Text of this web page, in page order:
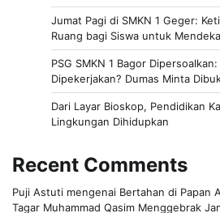
Jumat Pagi di SMKN 1 Geger:
Ruang bagi Siswa untuk
PSG SMKN 1 Bagor
Dipekerjakan? Dumas Minta
Dari Layar Bioskop, Pendidikan
Lingkungan Dihidupkan
Recent Comments
Puji Astuti mengenai Bertahan di Papan
Tagar Muhammad Qasim Menggebrak